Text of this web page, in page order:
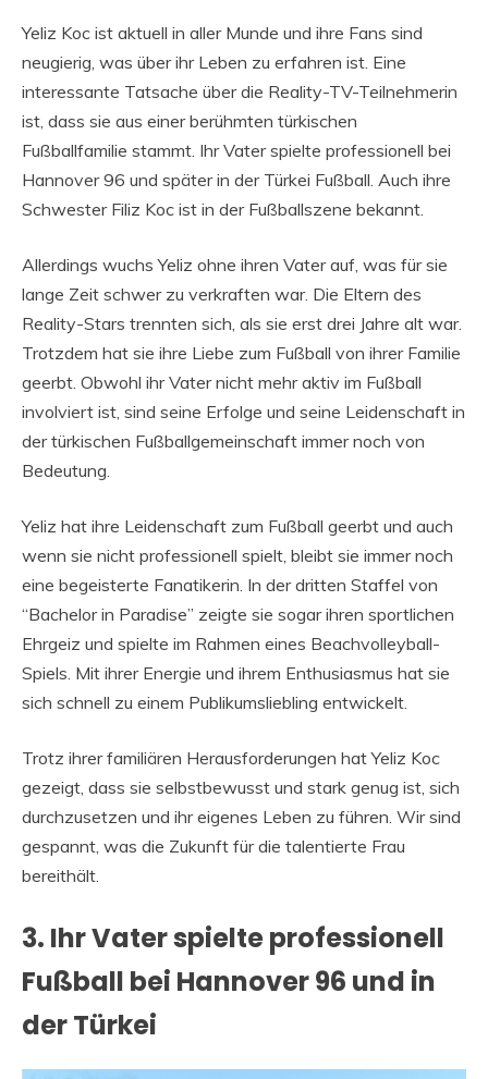
Yeliz Koc ist aktuell in aller Munde und ihre Fans sind
neugierig, was über ihr Leben zu erfahren ist. Eine
interessante Tatsache über die Reality-TV-Teilnehmerin
ist, dass sie aus einer berühmten türkischen
Fußballfamilie stammt. Ihr Vater spielte professionell bei
Hannover 96 und später in der Türkei Fußball. Auch ihre
Schwester Filiz Koc ist in der Fußballszene bekannt.
Allerdings wuchs Yeliz ohne ihren Vater auf, was für sie
lange Zeit schwer zu verkraften war. Die Eltern des
Reality-Stars trennten sich, als sie erst drei Jahre alt war.
Trotzdem hat sie ihre Liebe zum Fußball von ihrer Familie
geerbt. Obwohl ihr Vater nicht mehr aktiv im Fußball
involviert ist, sind seine Erfolge und seine Leidenschaft in
der türkischen Fußballgemeinschaft immer noch von
Bedeutung.
Yeliz hat ihre Leidenschaft zum Fußball geerbt und auch
wenn sie nicht professionell spielt, bleibt sie immer noch
eine begeisterte Fanatikerin. In der dritten Staffel von
“Bachelor in Paradise” zeigte sie sogar ihren sportlichen
Ehrgeiz und spielte im Rahmen eines Beachvolleyball-
Spiels. Mit ihrer Energie und ihrem Enthusiasmus hat sie
sich schnell zu einem Publikumsliebling entwickelt.
Trotz ihrer familiären Herausforderungen hat Yeliz Koc
gezeigt, dass sie selbstbewusst und stark genug ist, sich
durchzusetzen und ihr eigenes Leben zu führen. Wir sind
gespannt, was die Zukunft für die talentierte Frau
bereithält.
3. Ihr Vater spielte professionell
Fußball bei Hannover 96 und in
der Türkei